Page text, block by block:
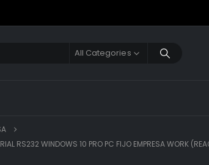
All Categories
RS232 WINDOWS 10 PRO PC FIJO EMPRESA WORK